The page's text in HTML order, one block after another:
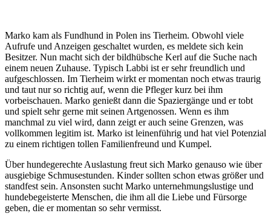
Marko kam als Fundhund in Polen ins Tierheim. Obwohl viele
Aufrufe und Anzeigen geschaltet wurden, es meldete sich kein
Besitzer. Nun macht sich der bildhübsche Kerl auf die Suche nach
einem neuen Zuhause. Typisch Labbi ist er sehr freundlich und
aufgeschlossen. Im Tierheim wirkt er momentan noch etwas traurig
und taut nur so richtig auf, wenn die Pfleger kurz bei ihm
vorbeischauen. Marko genießt dann die Spaziergänge und er tobt
und spielt sehr gerne mit seinen Artgenossen. Wenn es ihm
manchmal zu viel wird, dann zeigt er auch seine Grenzen, was
vollkommen legitim ist. Marko ist leinenführig und hat viel Potenzial
zu einem richtigen tollen Familienfreund und Kumpel.
Über hundegerechte Auslastung freut sich Marko genauso wie über
ausgiebige Schmusestunden. Kinder sollten schon etwas größer und
standfest sein. Ansonsten sucht Marko unternehmungslustige und
hundebegeisterte Menschen, die ihm all die Liebe und Fürsorge
geben, die er momentan so sehr vermisst.